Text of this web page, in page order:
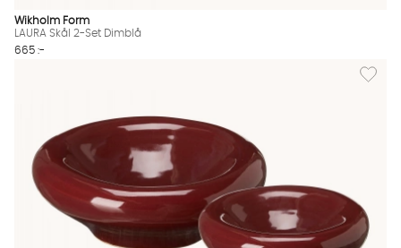
Wikholm Form
LAURA Skål 2-Set Dimblå
665 :-
Lägg